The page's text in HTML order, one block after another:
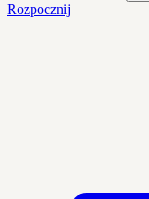
Rozpocznij